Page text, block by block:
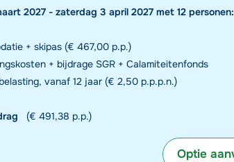
2027 - zaterdag 3 april 2027 met 12 personen:
+ skipas (€ 467,00 p.p.)
+ bijdrage SGR + Calamiteitenfonds
vanaf 12 jaar (€ 2,50 p.p.p.n.)
(€ 491,38 p.p.)
Optie